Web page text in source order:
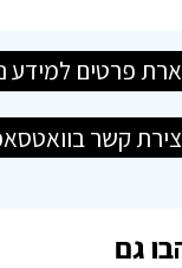
פרטים למידע
קשר
גם